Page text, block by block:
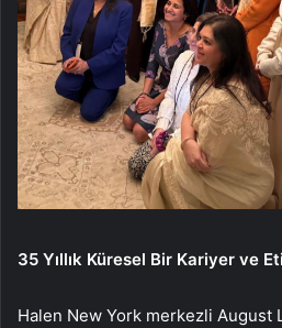
35 Yıllık Küresel Bir Kariyer ve
Halen New York merkezli August